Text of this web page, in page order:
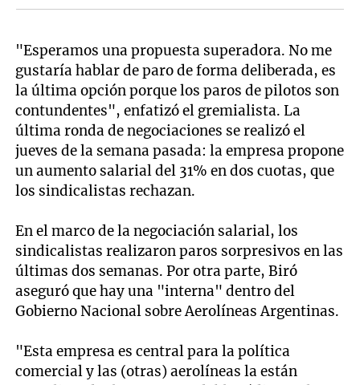
"Esperamos una propuesta superadora. No me
gustaría hablar de paro de forma deliberada, es
la última opción porque los paros de pilotos son
contundentes", enfatizó el gremialista. La
última ronda de negociaciones se realizó el
jueves de la semana pasada: la empresa propone
un aumento salarial del 31% en dos cuotas, que
los sindicalistas rechazan.
En el marco de la negociación salarial, los
sindicalistas realizaron paros sorpresivos en las
últimas dos semanas. Por otra parte, Biró
aseguró que hay una "interna" dentro del
Gobierno Nacional sobre Aerolíneas Argentinas.
"Esta empresa es central para la política
comercial y las (otras) aerolíneas la están